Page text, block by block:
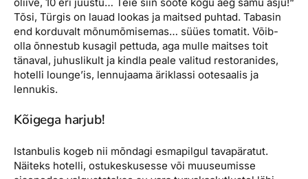
Tõsi, Türgis on lauad lookas ja maitsed puhtad. Tabasin
end korduvalt mõnumõmisemas… süües tomatit. Võib-
olla õnnestub kusagil pettuda, aga mulle maitses toit
tänaval, juhuslikult ja kindla peale valitud restoranides,
hotelli lounge’is, lennujaama äriklassi ootesaalis ja
lennukis.
Kõigega harjub!
Istanbulis kogeb nii mõndagi esmapilgul tavapäratut.
Näiteks hotelli, ostukeskusesse või muuseumisse